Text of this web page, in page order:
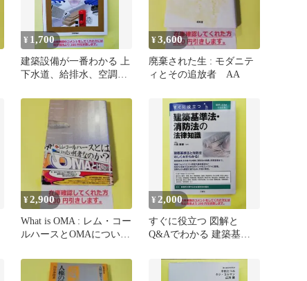
¥ 1,700
建築設備が一番わかる 上
下水道、給排水、空調換
備の施工か…
¥3,600
廃棄された生 : モダニテ
ィとその追放者 AA
¥2,900
What is OMA : レム・コー
ルハースとOMAについて
¥2,000
すぐに役立つ 図解と
Q&Aでわかる 建築基準